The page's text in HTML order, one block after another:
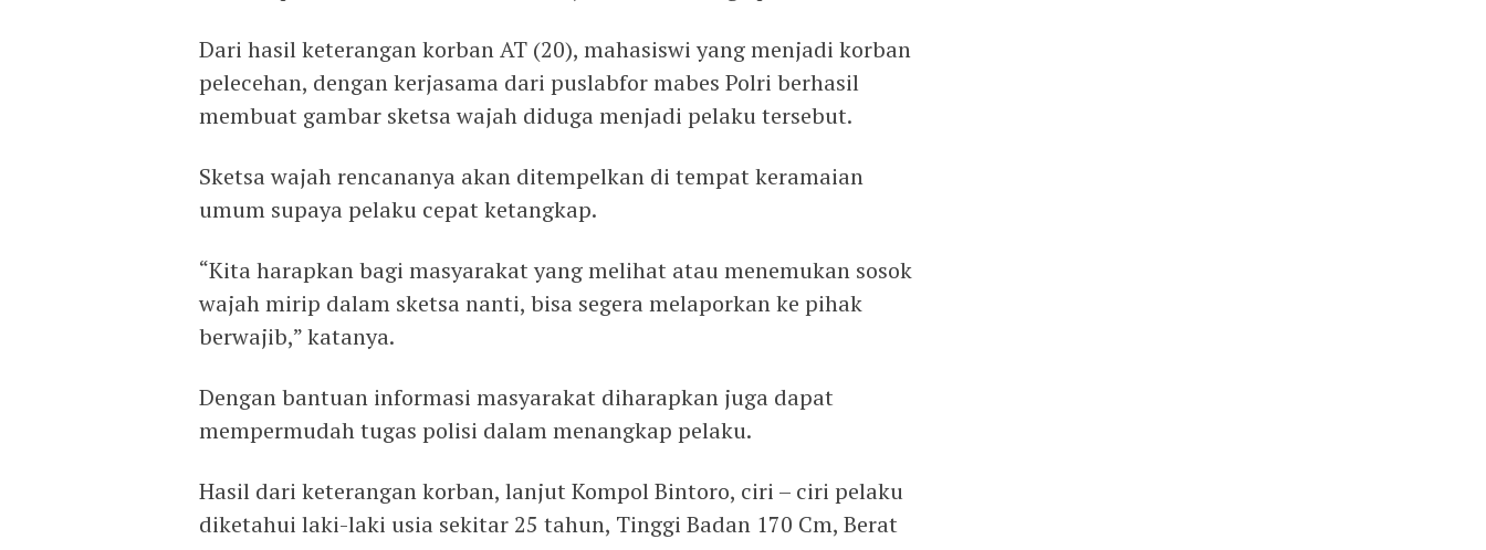
Dari hasil keterangan korban AT (20), mahasiswi yang menjadi korban
pelecehan, dengan kerjasama dari puslabfor mabes Polri berhasil
membuat gambar sketsa wajah diduga menjadi pelaku tersebut.
Sketsa wajah rencananya akan ditempelkan di tempat keramaian
umum supaya pelaku cepat ketangkap.
“Kita harapkan bagi masyarakat yang melihat atau menemukan sosok
wajah mirip dalam sketsa nanti, bisa segera melaporkan ke pihak
berwajib,” katanya.
Dengan bantuan informasi masyarakat diharapkan juga dapat
mempermudah tugas polisi dalam menangkap pelaku.
Hasil dari keterangan korban, lanjut Kompol Bintoro, ciri – ciri pelaku
diketahui laki-laki usia sekitar 25 tahun, Tinggi Badan 170 Cm, Berat